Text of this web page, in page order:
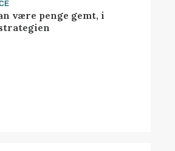
være penge gemt, i